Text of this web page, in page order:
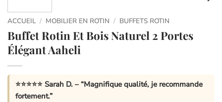
ACCUEIL / MOBILIER EN ROTIN / BUFFETS ROTIN
Buffet Rotin Et Bois Naturel 2 Portes
Élégant Aaheli
⭐⭐⭐⭐⭐ Sarah D. – “Magnifique qualité, je recommande
fortement.”